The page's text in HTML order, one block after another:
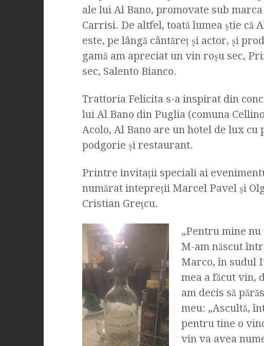
ale lui Al Bano, promovate sub
Carrisi. De altfel, toată lumea ştie că
este, pe lângă cântăreţ şi actor, şi
gamă am apreciat un vin roşu sec,
sec, Salento Bianco.
Trattoria Felicita s-a inspirat din
lui Al Bano din Puglia (comuna
Acolo, Al Bano are un hotel de lux
podgorie şi restaurant.
Printre invitaţii speciali ai
numărat intepreţii Marcel Pavel şi
Cristian Greţcu.
„Pentru mine nu
M-am născut
Marco, în sudul
mea a făcut vin,
am decis să
meu: „Ascultă,
pentru tine o
vin va avea